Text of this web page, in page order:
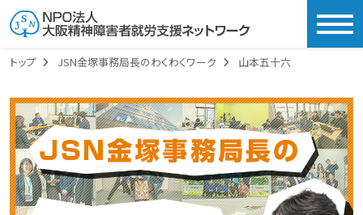
トップ JSN金塚事務局長のわくわくワーク 山本五十六